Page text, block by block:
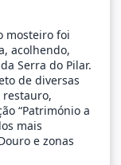
mosteiro foi
acolhendo,
Serra do Pilar.
de diversas
restauro,
“Património a
mais
e zonas